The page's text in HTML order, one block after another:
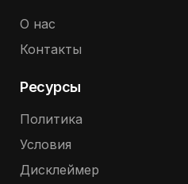
О нас
Контакты
Ресурсы
Политика
Условия
Дисклеймер